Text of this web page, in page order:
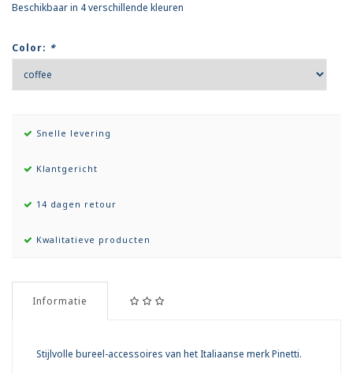
Beschikbaar in 4 verschillende kleuren
Color: *
Snelle levering
Klantgericht
14 dagen retour
Kwalitatieve producten
Informatie
Stijlvolle bureel-accessoires van het Italiaanse merk Pinetti.